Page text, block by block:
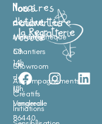
F
a
c
e
I
n
L
i
Nous
rendre
visite
58
rue
de
la
Longerolle
86440,
Horaires
d'ouverture
Mercredi
:
14h
–
18h
Vendredi
:
Nos
activités
Matériauthèque
Chantiers
Showroom
Accompagnements
Créatifs
Initiations